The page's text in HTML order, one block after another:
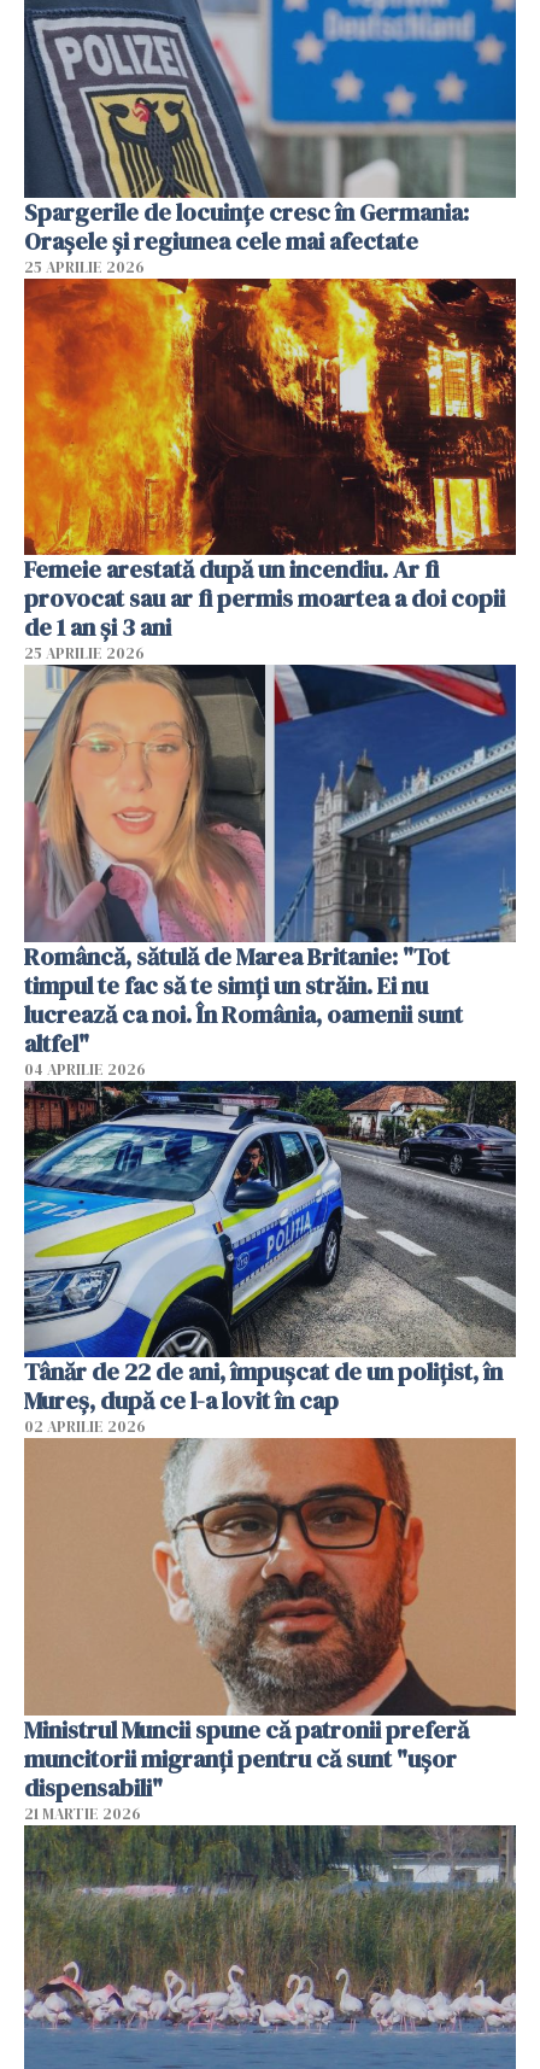
Spargerile de locuințe cresc în Germania:
Orașele și regiunea cele mai afectate
25 APRILIE 2026
Femeie arestată după un incendiu. Ar fi
provocat sau ar fi permis moartea a doi copii
de 1 an și 3 ani
25 APRILIE 2026
Româncă, sătulă de Marea Britanie: "Tot
timpul te fac să te simți un străin. Ei nu
lucrează ca noi. În România, oamenii sunt
altfel"
04 APRILIE 2026
Tânăr de 22 de ani, împușcat de un polițist, în
Mureș, după ce l-a lovit în cap
02 APRILIE 2026
Ministrul Muncii spune că patronii preferă
muncitorii migranți pentru că sunt "uşor
dispensabili"
21 MARTIE 2026